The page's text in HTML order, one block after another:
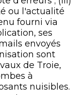
ou l'actualité
fourni via
ses
envoyés
sont
de Troie,
à
nuisibles.